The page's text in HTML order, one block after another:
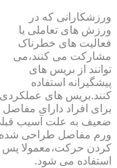
ورزشکارانی که در
ورزش های تعاملی یا
فعالیت های خطرناک
مشارکت می کنند،می
توانند از بریس های
پیشگیرانه استفاده
کنند.بریس های عملکردی
برای افراد دارای مفاصل
ضعیف به علت آسیب قبلی
ورم مفاصل طراحی شده
کردن حرکت،معمولا پس
استفاده می شود.